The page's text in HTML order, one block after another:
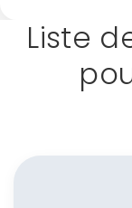
Liste